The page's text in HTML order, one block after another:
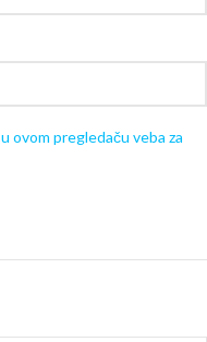
ovom pregledaču veba za